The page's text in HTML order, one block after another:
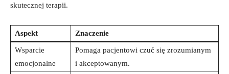
skutecznej terapii.
Aspekt Znaczenie
Wsparcie
emocjonalne
Pomaga pacjentowi ⁣czuć ⁣się​ zrozumianym
i ⁤akceptowanym.